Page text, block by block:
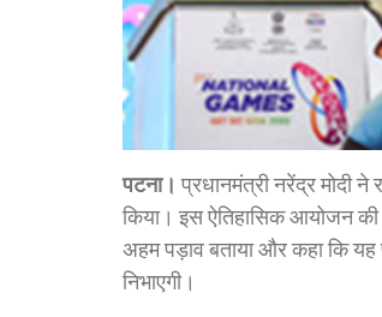
पटना। प्रधानमंत्री नरेंद्र मोदी
किया। इस ऐतिहासिक आयोजन
अहम पड़ाव बताया और कहा कि यह
निभाएगी।